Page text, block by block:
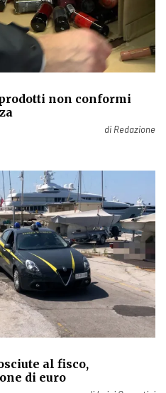
non conformi
di Redazione
al fisco,
di euro